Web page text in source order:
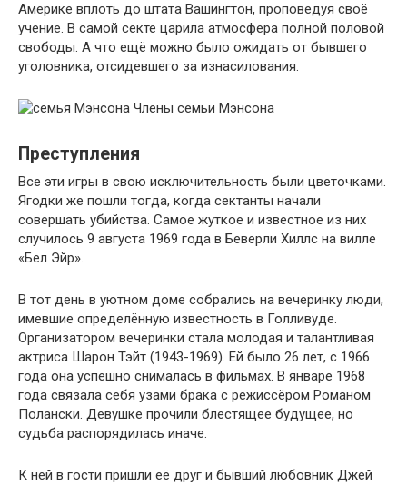
Америке вплоть до штата Вашингтон, проповедуя своё
учение. В самой секте царила атмосфера полной половой
свободы. А что ещё можно было ожидать от бывшего
уголовника, отсидевшего за изнасилования.
Члены семьи Мэнсона
Преступления
Все эти игры в свою исключительность были цветочками.
Ягодки же пошли тогда, когда сектанты начали
совершать убийства. Самое жуткое и известное из них
случилось 9 августа 1969 года в Беверли Хиллс на вилле
«Бел Эйр».
В тот день в уютном доме собрались на вечеринку люди,
имевшие определённую известность в Голливуде.
Организатором вечеринки стала молодая и талантливая
актриса Шарон Тэйт (1943-1969). Ей было 26 лет, с 1966
года она успешно снималась в фильмах. В январе 1968
года связала себя узами брака с режиссёром Романом
Полански. Девушке прочили блестящее будущее, но
судьба распорядилась иначе.
К ней в гости пришли её друг и бывший любовник Джей